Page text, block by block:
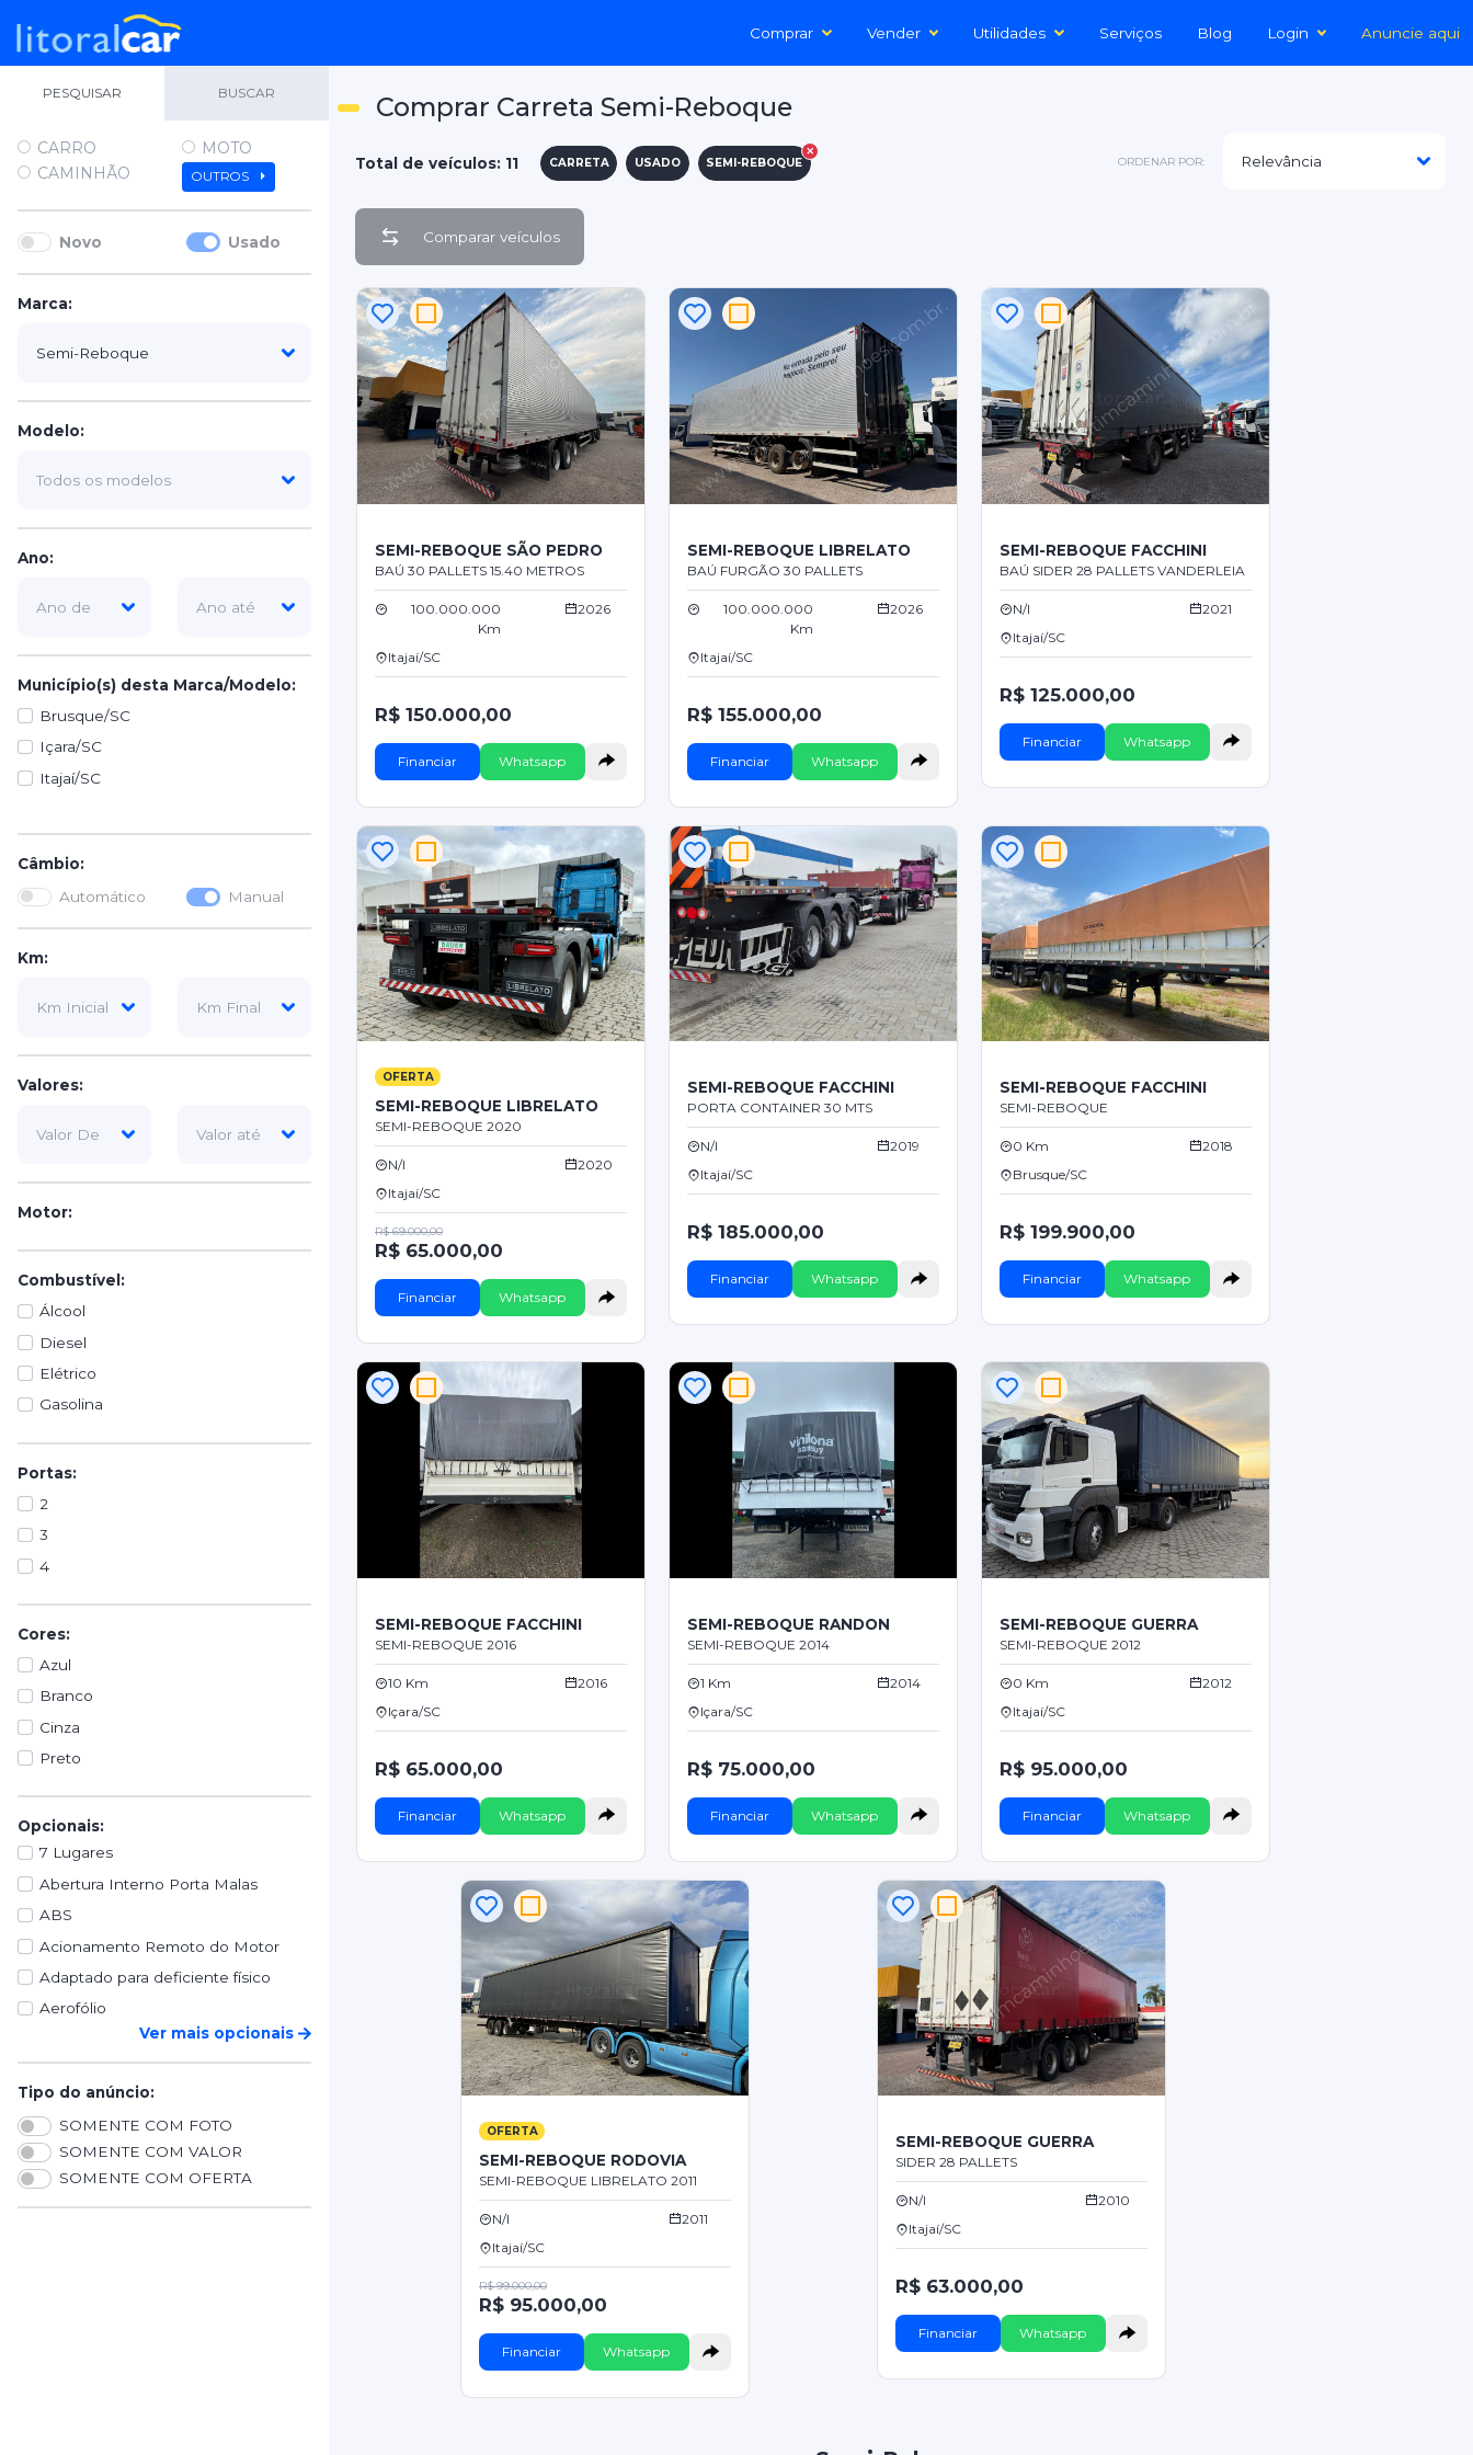
Comprar Vender Utilidades Serviços Blog Login Anuncie aqui
PESQUISAR BUSCAR
CARRO
MOTO
CAMINHÃO
OUTROS
Novo Usado
Marca:
Modelo:
Ano:
Município(s) desta Marca/Modelo:
Brusque/SC
Içara/SC
Itajaí/SC
Câmbio:
Automático
Manual
Km:
Valores:
Motor:
Combustível:
Álcool
Diesel
Elétrico
Gasolina
Portas:
2
3
4
Cores:
Azul
Branco
Cinza
Preto
Opcionais:
7 Lugares
Abertura Interno Porta Malas
ABS
Acionamento Remoto do Motor
Adaptado para deficiente físico
Aerofólio
Ver mais opcionais
Tipo do anúncio:
SOMENTE COM FOTO
SOMENTE COM VALOR
SOMENTE COM OFERTA
Comprar Carreta Semi-Reboque
Total de veículos: 11 CARRETA USADO SEMI-REBOQUE ORDENAR POR:
Comparar veículos
SEMI-REBOQUE SÃO PEDRO
BAÚ 30 PALLETS 15.40 METROS
100.000.000
Km
2026
Itajaí/SC
R$ 150.000,00
Financiar Whatsapp
SEMI-REBOQUE LIBRELATO
BAÚ FURGÃO 30 PALLETS
100.000.000
Km
2026
Itajaí/SC
R$ 155.000,00
Financiar Whatsapp
SEMI-REBOQUE FACCHINI
BAÚ SIDER 28 PALLETS VANDERLEIA
N/I
2021
Itajaí/SC
R$ 125.000,00
Financiar Whatsapp
OFERTA
SEMI-REBOQUE LIBRELATO
SEMI-REBOQUE 2020
N/I
2020
Itajaí/SC
R$ 69.000,00
R$ 65.000,00
Financiar Whatsapp
SEMI-REBOQUE FACCHINI
PORTA CONTAINER 30 MTS
N/I
2019
Itajaí/SC
R$ 185.000,00
Financiar Whatsapp
SEMI-REBOQUE FACCHINI
SEMI-REBOQUE
0 Km
2018
Brusque/SC
R$ 199.900,00
Financiar Whatsapp
SEMI-REBOQUE FACCHINI
SEMI-REBOQUE 2016
10 Km
2016
Içara/SC
R$ 65.000,00
Financiar Whatsapp
SEMI-REBOQUE RANDON
SEMI-REBOQUE 2014
1 Km
2014
Içara/SC
R$ 75.000,00
Financiar Whatsapp
SEMI-REBOQUE GUERRA
SEMI-REBOQUE 2012
0 Km
2012
Itajaí/SC
R$ 95.000,00
Financiar Whatsapp
OFERTA
SEMI-REBOQUE RODOVIA
SEMI-REBOQUE LIBRELATO 2011
N/I
2011
Itajaí/SC
R$ 99.000,00
R$ 95.000,00
Financiar Whatsapp
SEMI-REBOQUE GUERRA
SIDER 28 PALLETS
N/I
2010
Itajaí/SC
R$ 63.000,00
Financiar Whatsapp